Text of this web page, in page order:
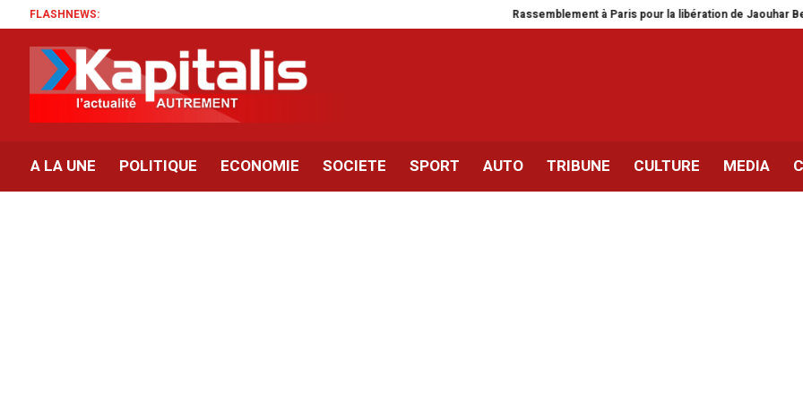
FLASHNEWS: Rassemblement à Paris pour la libération de Jaouhar Ben Mbarek Ce que l’élection
A LA UNE POLITIQUE ECONOMIE SOCIETE SPORT AUTO TRIBUNE CULTURE MEDIA